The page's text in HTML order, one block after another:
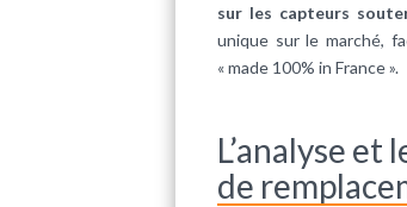
sur les capteurs
unique sur le marché,
« made 100% in France ».
L’analyse
de